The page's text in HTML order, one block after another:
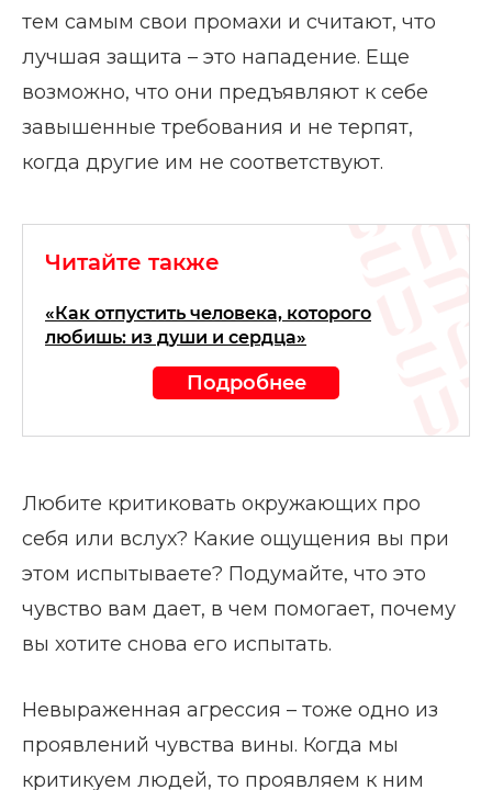
тем самым свои промахи и считают, что
лучшая защита – это нападение. Еще
возможно, что они предъявляют к себе
завышенные требования и не терпят,
когда другие им не соответствуют.
Читайте также
«Как отпустить человека, которого
любишь: из души и сердца»
Подробнее
Любите критиковать окружающих про
себя или вслух? Какие ощущения вы при
этом испытываете? Подумайте, что это
чувство вам дает, в чем помогает, почему
вы хотите снова его испытать.
Невыраженная агрессия – тоже одно из
проявлений чувства вины. Когда мы
критикуем людей, то проявляем к ним